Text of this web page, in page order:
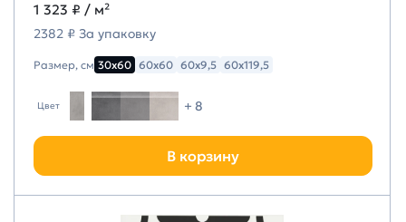
1 323 ₽ / м²
2382 ₽ За упаковку
Размер, см 30х60 60х60 60х9,5 60х119,5
Цвет + 8
В корзину